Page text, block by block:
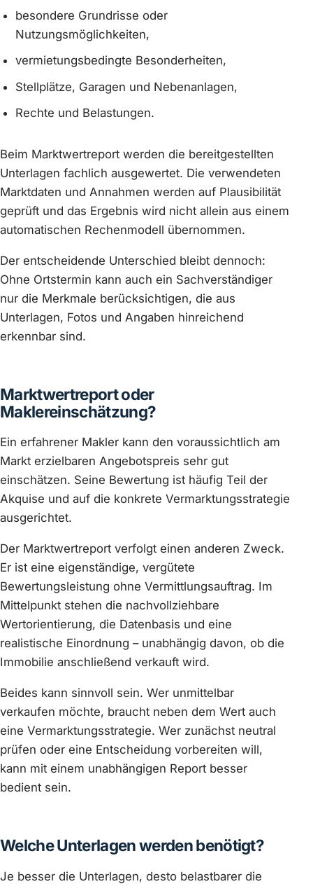
besondere Grundrisse oder
Nutzungsmöglichkeiten,
vermietungsbedingte Besonderheiten,
Stellplätze, Garagen und Nebenanlagen,
Rechte und Belastungen.
Beim Marktwertreport werden die bereitgestellten
Unterlagen fachlich ausgewertet. Die verwendeten
Marktdaten und Annahmen werden auf Plausibilität
geprüft und das Ergebnis wird nicht allein aus einem
automatischen Rechenmodell übernommen.
Der entscheidende Unterschied bleibt dennoch:
Ohne Ortstermin kann auch ein Sachverständiger
nur die Merkmale berücksichtigen, die aus
Unterlagen, Fotos und Angaben hinreichend
erkennbar sind.
Marktwertreport oder
Maklereinschätzung?
Ein erfahrener Makler kann den voraussichtlich am
Markt erzielbaren Angebotspreis sehr gut
einschätzen. Seine Bewertung ist häufig Teil der
Akquise und auf die konkrete Vermarktungsstrategie
ausgerichtet.
Der Marktwertreport verfolgt einen anderen Zweck.
Er ist eine eigenständige, vergütete
Bewertungsleistung ohne Vermittlungsauftrag. Im
Mittelpunkt stehen die nachvollziehbare
Wertorientierung, die Datenbasis und eine
realistische Einordnung – unabhängig davon, ob die
Immobilie anschließend verkauft wird.
Beides kann sinnvoll sein. Wer unmittelbar
verkaufen möchte, braucht neben dem Wert auch
eine Vermarktungsstrategie. Wer zunächst neutral
prüfen oder eine Entscheidung vorbereiten will,
kann mit einem unabhängigen Report besser
bedient sein.
Welche Unterlagen werden benötigt?
Je besser die Unterlagen, desto belastbarer die